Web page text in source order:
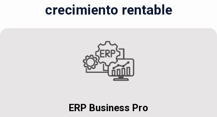
crecimiento rentable
ERP Business Pro